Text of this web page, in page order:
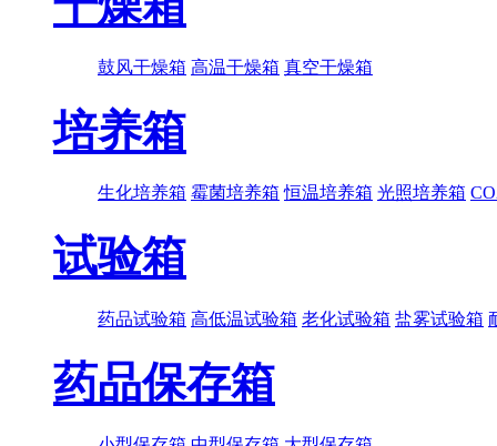
鼓风干燥箱 高温干燥箱 真空干燥箱
培养箱
生化培养箱 霉菌培养箱 恒温培养箱 光照培养箱
试验箱
药品试验箱 高低温试验箱 老化试验箱 盐雾试验箱
药品保存箱